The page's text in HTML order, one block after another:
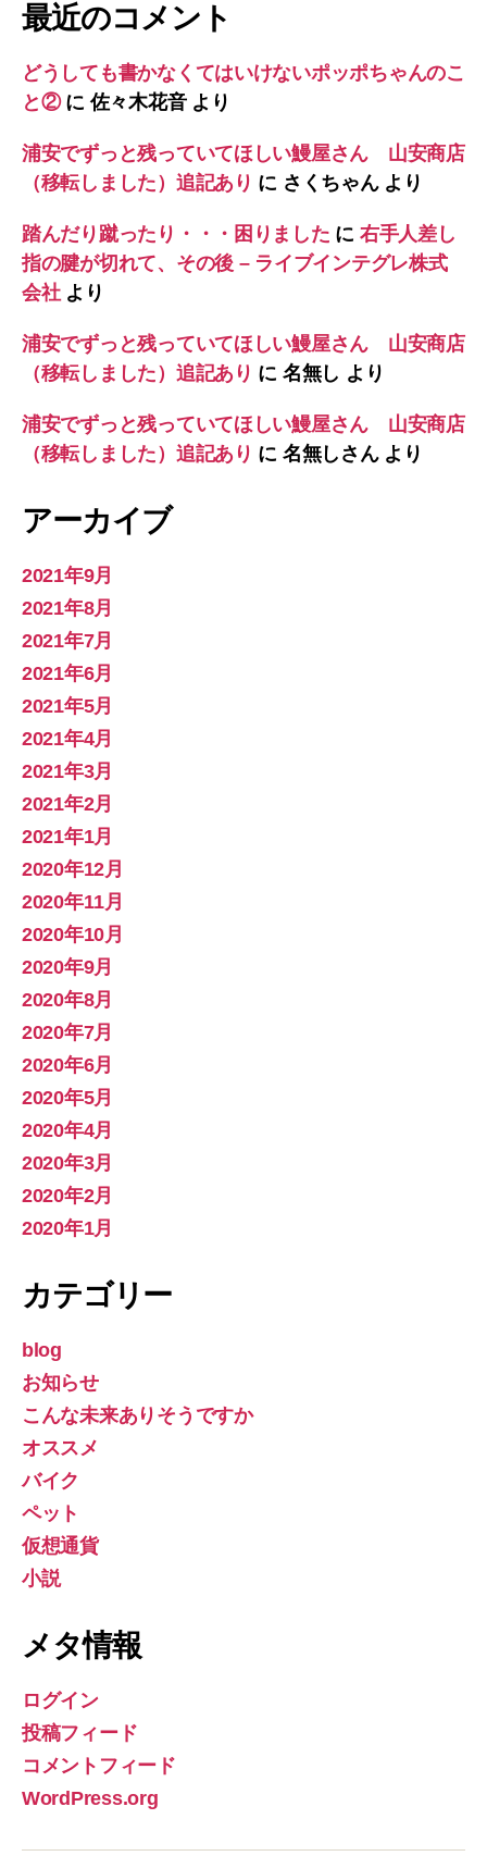
最近のコメント
どうしても書かなくてはいけないポッポちゃんのこ
と②に佐々木花音より
浦安でずっと残っていてほしい鰻屋さん 山安商店
（移転しました）追記あり に さくちゃんより
踏んだり蹴ったり・・・困りました に 右手人差し
指の腱が切れて、その後 – ライブインテグレ株式
会社より
浦安でずっと残っていてほしい鰻屋さん 山安商店
（移転しました）追記あり に 名無し より
浦安でずっと残っていてほしい鰻屋さん 山安商店
（移転しました）追記あり に 名無しさんより
アーカイブ
2021年9月
2021年8月
2021年7月
2021年6月
2021年5月
2021年4月
2021年3月
2021年2月
2021年1月
2020年12月
2020年11月
2020年10月
2020年9月
2020年8月
2020年7月
2020年6月
2020年5月
2020年4月
2020年3月
2020年2月
2020年1月
カテゴリー
blog
お知らせ
こんな未来ありそうですか
オススメ
バイク
ペット
仮想通貨
小説
メタ情報
ログイン
投稿フィード
コメントフィード
WordPress.org